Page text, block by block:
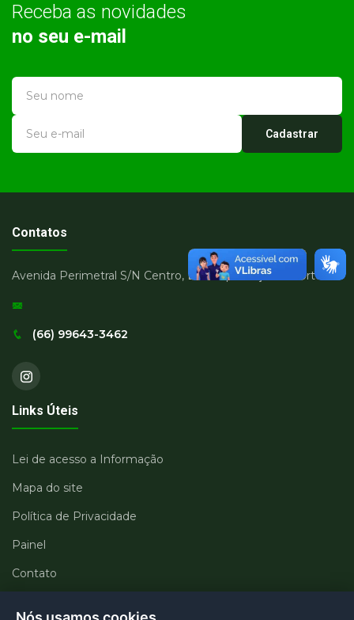
Receba as novidades
no seu e-mail
Cadastrar
Contatos
Avenida Perimetral S/N Centro, Boa Esperança do Norte
(66) 99643-3462
Links Úteis
Lei de acesso a Informação
Mapa do site
Política de Privacidade
Painel
Contato
Departamentos